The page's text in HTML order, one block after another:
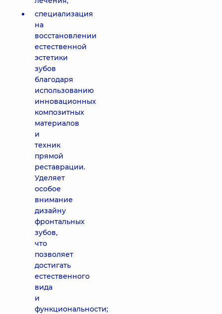
специализация
на
восстановлении
естественной
эстетики
зубов
благодаря
использованию
инновационных
композитных
материалов
и
техник
прямой
реставрации.
Уделяет
особое
внимание
дизайну
фронтальных
зубов,
что
позволяет
достигать
естественного
вида
и
функциональности;